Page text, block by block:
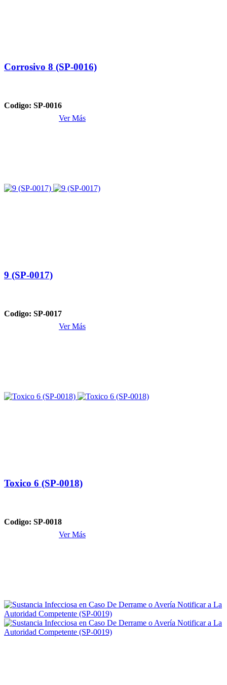
Corrosivo 8 (SP-0016)
Codigo: SP-0016
Ver Más
9 (SP-0017)
Codigo: SP-0017
Ver Más
Toxico 6 (SP-0018)
Codigo: SP-0018
Ver Más